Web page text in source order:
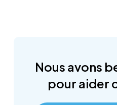
Nous avons
pour aider